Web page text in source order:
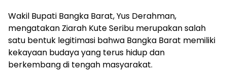
Wakil Bupati Bangka Barat, Yus Derahman,
mengatakan Ziarah Kute Seribu merupakan salah
satu bentuk legitimasi bahwa Bangka Barat memiliki
kekayaan budaya yang terus hidup dan
berkembang di tengah masyarakat.